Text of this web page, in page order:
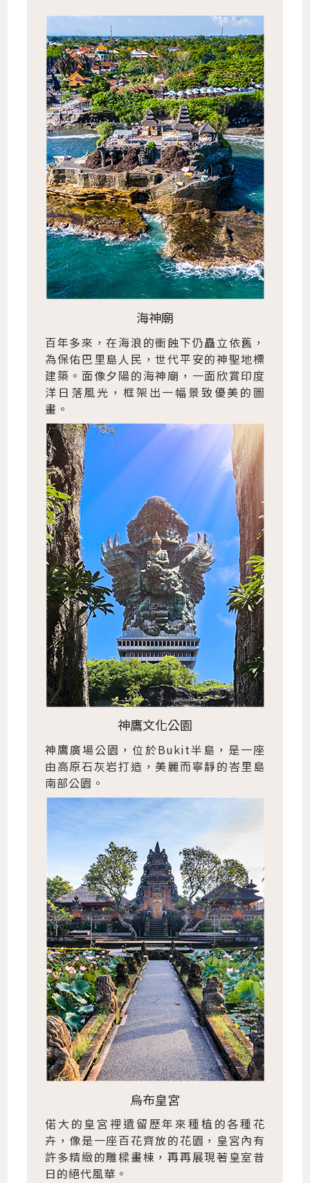
海神廟
百年多來，在海浪的衝蝕下仍矗立依舊，
為保佑巴里島人民，世代平安的神聖地標
建築。面像夕陽的海神廟，一面欣賞印度
洋日落風光，框架出一幅景致優美的圖
畫。
神鷹文化公園
神鷹廣場公園，位於Bukit半島，是一座
由高原石灰岩打造，美麗而寧靜的峇里島
南部公園。
烏布皇宮
偌大的皇宮裡遺留歷年來種植的各種花
卉，像是一座百花齊放的花園，皇宮內有
許多精緻的雕樑畫棟，再再展現著皇室昔
日的絕代風華。